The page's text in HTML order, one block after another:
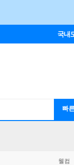
국내
빠
웰컴